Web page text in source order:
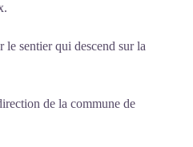
le sentier qui descend sur la
de la commune de